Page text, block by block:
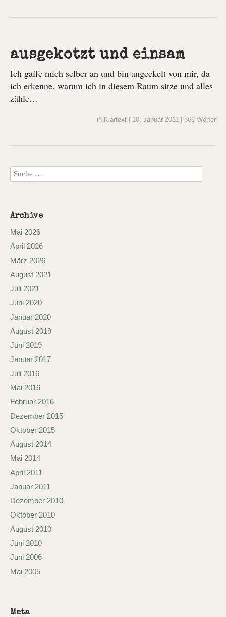
ausgekotzt und einsam
Ich gaffe mich selber an und bin angeekelt von mir, da
ich erkenne, warum ich in diesem Raum sitze und alles
zähle…
in Klartext 10. Januar 2011 866 Wörter
Archive
Mai 2026
April 2026
März 2026
August 2021
Juli 2021
Juni 2020
Januar 2020
August 2019
Juni 2019
Januar 2017
Juli 2016
Mai 2016
Februar 2016
Dezember 2015
Oktober 2015
August 2014
Mai 2014
April 2011
Januar 2011
Dezember 2010
Oktober 2010
August 2010
Juni 2010
Juni 2006
Mai 2005
Meta